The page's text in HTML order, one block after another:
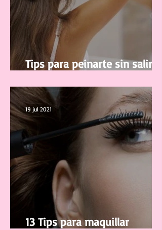
Tips para peinarte sin salir de
13 Tips para maquillar
19 jul 2021